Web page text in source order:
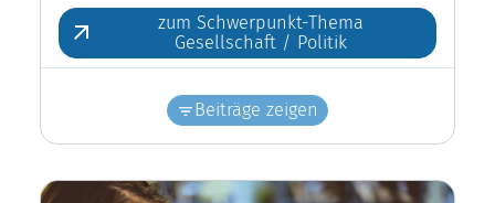
zum Schwerpunkt-Thema
Gesellschaft / Politik
Beiträge zeigen